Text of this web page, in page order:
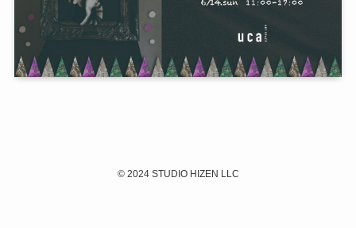
©2024 STUDIO HIZEN LLC